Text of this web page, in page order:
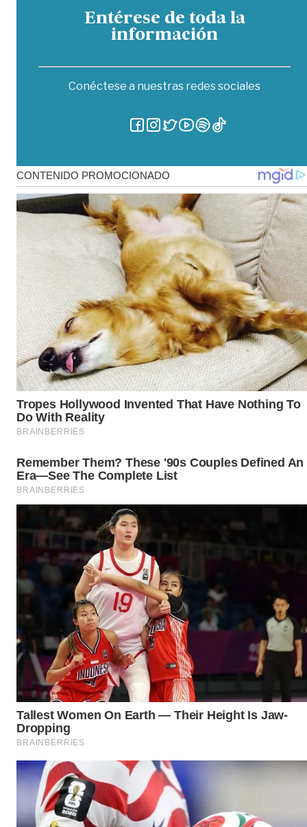
Entérese de toda la
información
Conéctese a nuestras redes sociales